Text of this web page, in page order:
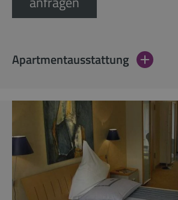
Apartmentausstattung